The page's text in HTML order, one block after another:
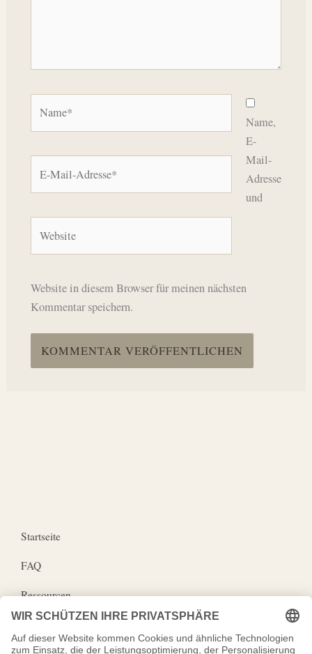
Mail-
Name,
E-
Mail-
Adresse
und
Website in diesem Browser für meinen nächsten
Kommentar speichern.
Startseite
FAQ
Ressourcen
Wirkungspartner